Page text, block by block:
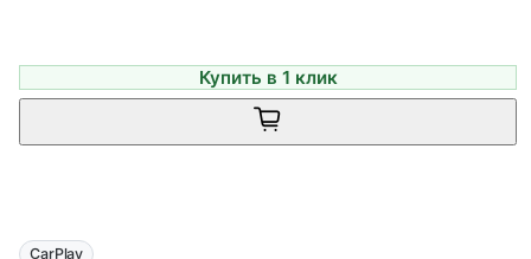
Купить в 1 клик
CarPlay